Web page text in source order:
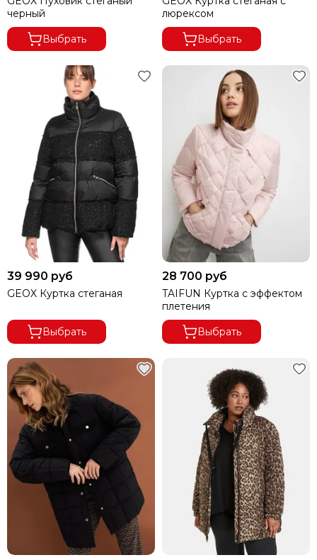
черный
Выбрать
люрексом
Выбрать
39 990 руб
GEOX Куртка стеганая
Выбрать
28 700 руб
TAIFUN Куртка с эффектом
плетения
Выбрать